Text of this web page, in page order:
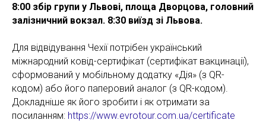
8:00 збір групи у Львові, площа Дворцова, головний
залізничний вокзал. 8:30 виїзд зі Львова.
Для відвідування Чехії потрібен український
міжнародний ковід-сертифікат (сертифікат вакцинації),
сформований у мобільному додатку «Дія» (з QR-
кодом) або його паперовий аналог (з QR-кодом).
Докладніше як його зробити і як отримати за
посиланням: https://www.evrotour.com.ua/certificate